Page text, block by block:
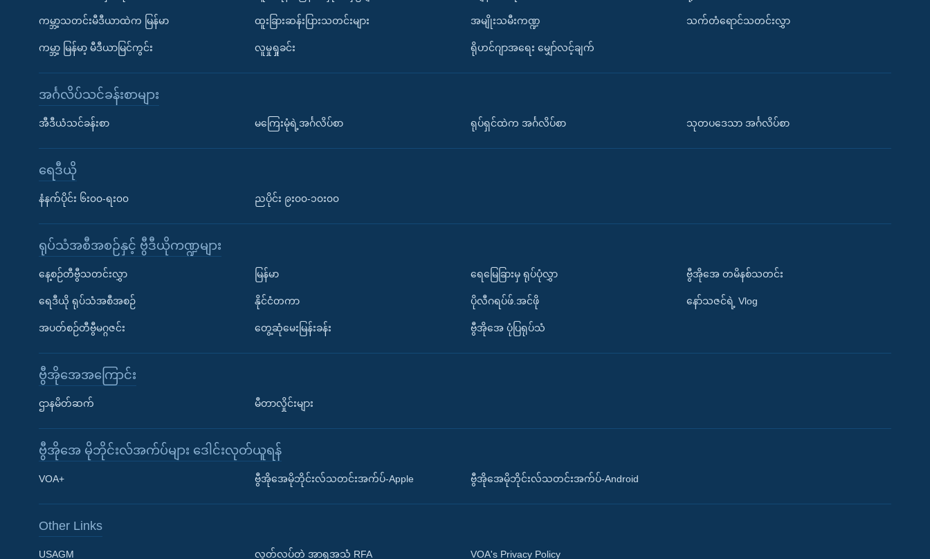
Learning English
ကမ္ဘာ့သတင်းမီဒီယာထဲက မြန်မာ
ကမ္ဘာ့ မြန်မာ့ မီဒီယာမြင်ကွင်း
ထူးခြားဆန်းပြားသတင်းများ
လူမှုရှုခင်း
အမျိုးသမီးကဏ္ဍ
ရိုဟင်ဂျာအရေး မျှော်လင့်ချက်
သက်တံရောင်သတင်းလွှာ
အင်္ဂလိပ်သင်ခန်းစာများ
အီဒီယံသင်ခန်းစာ မကြေးမုံရဲ့အင်္ဂလိပ်စာ ရုပ်ရှင်ထဲက အင်္ဂလိပ်စာ သုတပဒေသာ အင်္ဂလိပ်စာ
ရေဒီယို
နံနက်ပိုင်း ၆း၀၀-ရး၀၀ ညပိုင်း ၉း၀၀-၁၀း၀၀
ရုပ်သံအစီအစဉ်နှင့် ဗွီဒီယိုကဏ္ဍများ
နေ့စဉ်တီဗွီသတင်းလွှာ
ရေဒီယို ရုပ်သံအစီအစဉ်
အပတ်စဉ်တီဗွီမဂ္ဂဇင်း
မြန်မာ
နိုင်ငံတကာ
တွေ့ဆုံမေးမြန်းခန်း
ရေမြေခြားမှ ရုပ်ပုံလွှာ
ပိုလီဂရပ်ဖ်.အင်ဖို
ဗွီအိုအေ ပုံပြရုပ်သံ
ဗွီအိုအေ တမိနစ်သတင်း
နော်သဇင်ရဲ့ Vlog
ဗွီအိုအေအကြောင်း
ဌာနမိတ်ဆက် မီတာလှိုင်းများ
ဗွီအိုအေ မိုဘိုင်းလ်အက်ပ်များ ဒေါင်းလုတ်ယူရန်
VOA+ ဗွီအိုအေမိုဘိုင်းလ်သတင်းအက်ပ်-Apple ဗွီအိုအေမိုဘိုင်းလ်သတင်းအက်ပ်-Android
Other Links
USAGM လွတ်လပ်တဲ့ အာရှအသံ RFA VOA's Privacy Policy